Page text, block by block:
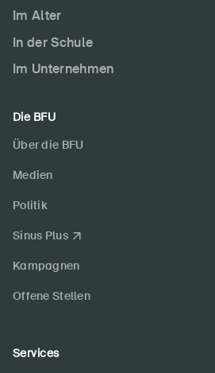
Im Alter
In der Schule
Im Unternehmen
Die BFU
Über die BFU
Medien
Politik
Sinus Plus
Kampagnen
Offene Stellen
Services